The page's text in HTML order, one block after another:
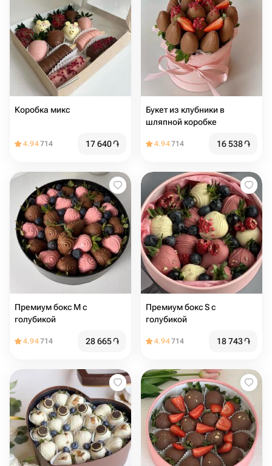
Коробка микс
4.94714 17 640֏
Букет из клубники в
шляпной коробке
4.94714 16 538֏
Премиум бокс М с
голубикой
4.94714 28 665֏
Премиум бокс S с
голубикой
4.94714 18 743֏